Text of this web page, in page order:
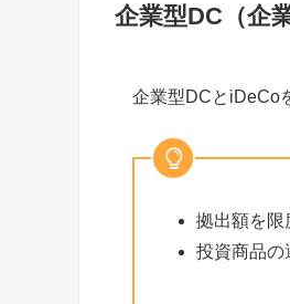
企業型DC（企
企業型DCとiDeCo
拠出額を限
投資商品の